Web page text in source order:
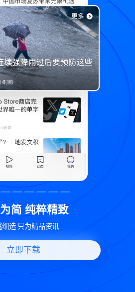
世界变化 热问一下
好问题好回答 多元视角看问题
立即下载